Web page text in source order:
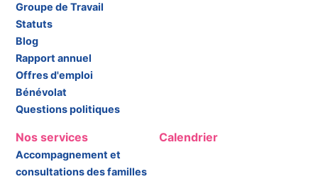
Groupe de Travail
Statuts
Blog
Rapport annuel
Offres d'emploi
Bénévolat
Questions politiques
Nos services
Accompagnement et
consultations des familles
Calendrier